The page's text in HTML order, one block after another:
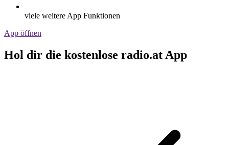
viele weitere App Funktionen
App öffnen
Hol dir die kostenlose radio.at App